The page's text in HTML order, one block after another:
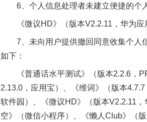
6、个人信息处理者未建立便捷的个人
《微议HD》（版本V2.2.11，华为应
7、未向用户提供撤回同意收集个人信
如下：
《普通话水平测试》（版本2.2.6，PP
2.13.0，应用宝）、《维词》（版本
软件园）、《微议HD》（版本V2.2.11
空》（微信小程序）、《懒人Club》（